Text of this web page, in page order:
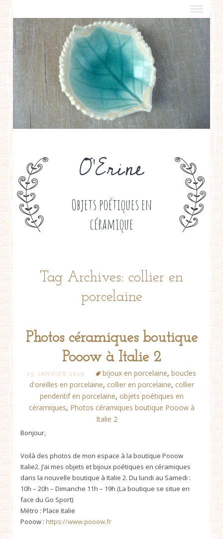
O'Erine
Objets poétiques en
céramique
a propos
boutiques de créateurs
contact
politique de confidentialité
Tag Archives: collier en
porcelaine
Photos céramiques boutique
Pooow à Italie 2
15 JANVIER 2019 bijoux en porcelaine, boucles
d'oreilles en porcelaine, collier en porcelaine, collier
pendentif en porcelaine, objets poétiques en
céramiques, Photos céramiques boutique Pooow à
Italie 2
Bonjour,
Voilà des photos de mon espace à la boutique Pooow
Italie2. J’ai mes objets et bijoux poétiques en céramiques
dans la nouvelle boutique à Italie 2. Du lundi au Samedi :
10h – 20h – Dimanche 11h – 19h (La boutique se situe en
face du Go Sport)
Métro : Place Italie
Pooow : https://www.pooow.fr